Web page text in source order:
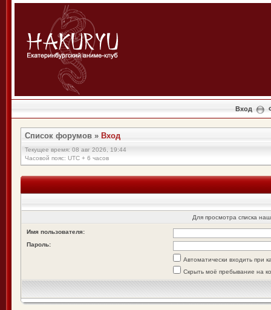
Вход
Список форумов » Вход
Текущее время: 08 авг 2026, 19:44
Часовой пояс: UTC + 6 часов
Для просмотра списка
Имя пользователя:
Пароль:
Автоматически входить при
Скрыть моё пребывание на